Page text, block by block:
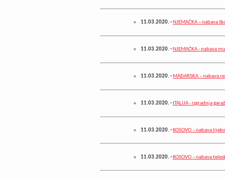
11.03.2020.-NJEMAČKA – nabava
11.03.2020.- NJEMAČKA - nabava
11.03.2020.- MAĐARSKA – nabava
11.03.2020.- ITALIJA - izgradnja
11.03.2020.- KOSOVO – nabava
11.03.2020.- KOSOVO – nabava